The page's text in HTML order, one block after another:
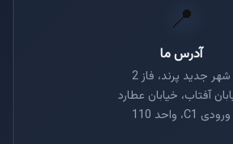
📍
آدرس ما
شهر جدید پرند، فاز 2
آفتاب، خیابان عطارد
ورودی C1، واحد 110